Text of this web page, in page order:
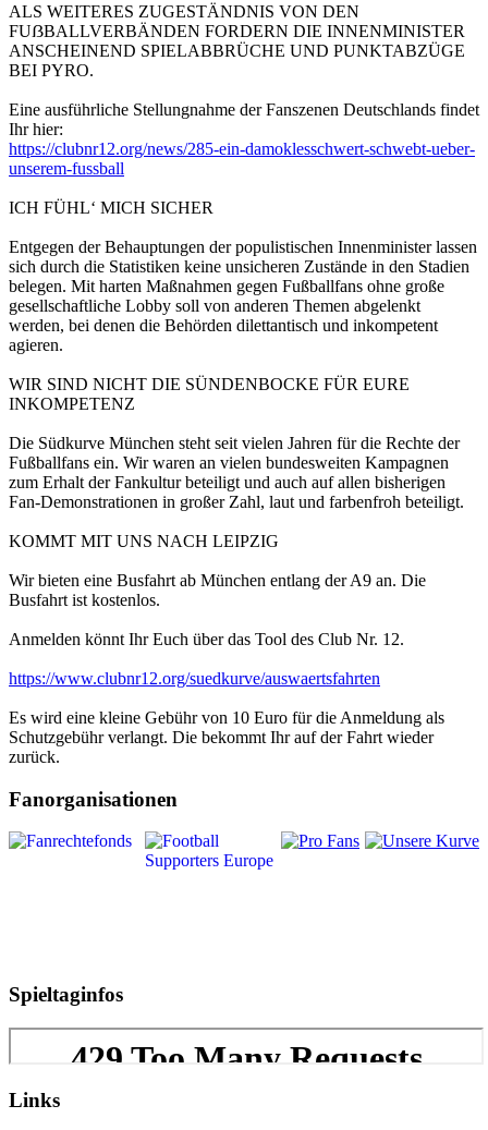
ALS WEITERES ZUGESTÄNDNIS VON DEN
FUẞBALLVERBÄNDEN FORDERN DIE INNENMINISTER
ANSCHEINEND SPIELABBRÜCHE UND PUNKTABZÜGE
BEI PYRO.
Eine ausführliche Stellungnahme der Fanszenen Deutschlands findet
Ihr hier:
https://clubnr12.org/news/285-ein-damoklesschwert-schwebt-ueber-
unserem-fussball
ICH FÜHL‘ MICH SICHER
Entgegen der Behauptungen der populistischen Innenminister lassen
sich durch die Statistiken keine unsicheren Zustände in den Stadien
belegen. Mit harten Maßnahmen gegen Fußballfans ohne große
gesellschaftliche Lobby soll von anderen Themen abgelenkt
werden, bei denen die Behörden dilettantisch und inkompetent
agieren.
WIR SIND NICHT DIE SÜNDENBOCKE FÜR EURE
INKOMPETENZ
Die Südkurve München steht seit vielen Jahren für die Rechte der
Fußballfans ein. Wir waren an vielen bundesweiten Kampagnen
zum Erhalt der Fankultur beteiligt und auch auf allen bisherigen
Fan-Demonstrationen in großer Zahl, laut und farbenfroh beteiligt.
KOMMT MIT UNS NACH LEIPZIG
Wir bieten eine Busfahrt ab München entlang der A9 an. Die
Busfahrt ist kostenlos.
Anmelden könnt Ihr Euch über das Tool des Club Nr. 12.
https://www.clubnr12.org/suedkurve/auswaertsfahrten
Es wird eine kleine Gebühr von 10 Euro für die Anmeldung als
Schutzgebühr verlangt. Die bekommt Ihr auf der Fahrt wieder
zurück.
Fanorganisationen
Spieltaginfos
Links